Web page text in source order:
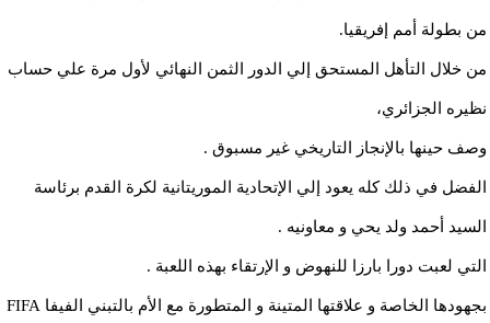
من بطولة أمم إفريقيا.
من خلال التأهل المستحق إلي الدور الثمن النهائي لأول مرة علي حساب
نظيره الجزائري،
وصف حينها بالإنجاز التاريخي غير مسبوق .
الفضل في ذلك كله يعود إلي الإتحادية الموريتانية لكرة القدم برئاسة
السيد أحمد ولد يحي و معاونيه .
التي لعبت دورا بارزا للنهوض و الإرتقاء بهذه اللعبة .
بجهودها الخاصة و علاقتها المتينة و المتطورة مع الأم بالتبني الفيفا FIFA